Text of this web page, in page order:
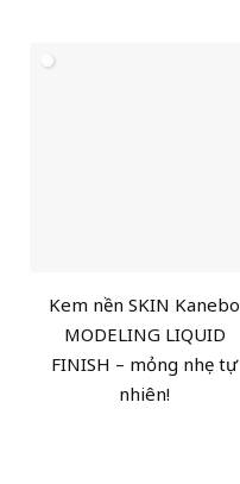
Kem nền SKIN Kanebo
MODELING LIQUID
FINISH – mỏng nhẹ tự
nhiên!